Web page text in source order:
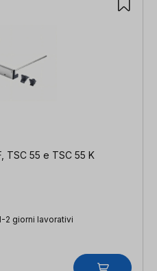
TSC 55 e TSC 55 K
2 giorni lavorativi